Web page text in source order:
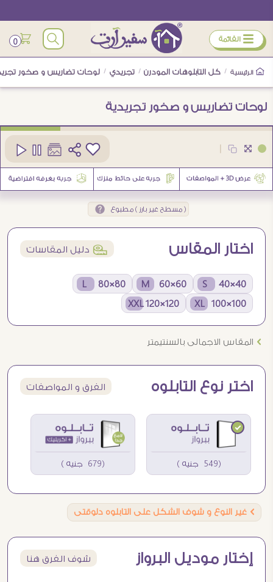
ÿ القائمة 0
الرئيسية / كل التابلوهات المودرن / تجريدي / لوحات تضاريس و صخور
لوحات تضاريس و صخور تجريدية
( مسطح غير بارز ) مطبوع
اختار المقاس í دليل المقاسات
40×40 S
60×60 M
80×80 L
100×100 XL
120×120 XXL
Ö المقاس الاجمالى بالسنتيمتر
اختر نوع التابلوه الفرق و المواصفات
(549 جنيه ) (679 جنيه )
Ö غير النوع و شوف الشكل على التابلوه دلوقتى
إختار موديل البرواز شوف الفرق هنا